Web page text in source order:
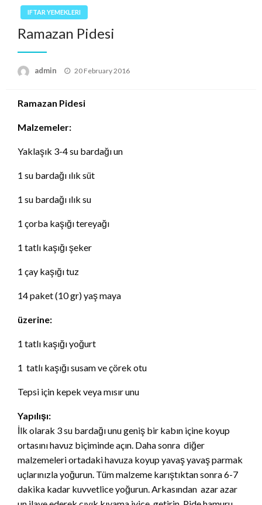
IFTAR YEMEKLERI
Ramazan Pidesi
admin
Posted
20 February 2016
Ramazan Pidesi
Malzemeler:
Yaklaşık 3-4 su bardağı un
1 su bardağı ılık süt
1 su bardağı ılık su
1 çorba kaşığı tereyağı
1 tatlı kaşığı şeker
1 çay kaşığı tuz
14 paket (10 gr) yaş maya
üzerine:
1 tatlı kaşığı yoğurt
1 tatlı kaşığı susam ve çörek otu
Tepsi için kepek veya mısır unu
Yapılışı:
İlk olarak 3 su bardağı unu geniş bir kabın içine koyup
ortasını havuz biçiminde açın. Daha sonra diğer
malzemeleri ortadaki havuza koyup yavaş yavaş parmak
uçlarınızla yoğurun. Tüm malzeme karıştıktan sonra 6-7
dakika kadar kuvvetlice yoğurun. Arkasından azar azar